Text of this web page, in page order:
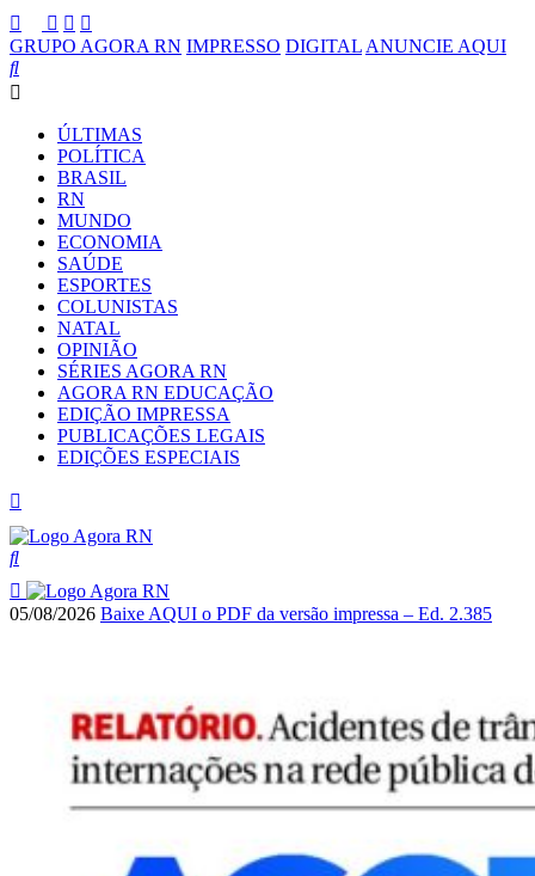
GRUPO AGORA RN IMPRESSO DIGITAL ANUNCIE AQUI
ÚLTIMAS
POLÍTICA
BRASIL
RN
MUNDO
ECONOMIA
SAÚDE
ESPORTES
COLUNISTAS
NATAL
OPINIÃO
SÉRIES AGORA RN
AGORA RN EDUCAÇÃO
EDIÇÃO IMPRESSA
PUBLICAÇÕES LEGAIS
EDIÇÕES ESPECIAIS
05/08/2026 Baixe AQUI o PDF da versão impressa – Ed. 2.385